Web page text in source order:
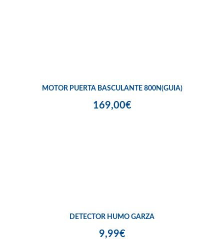
MOTOR PUERTA BASCULANTE 800N(GUIA)
169,00€
DETECTOR HUMO GARZA
9,99€